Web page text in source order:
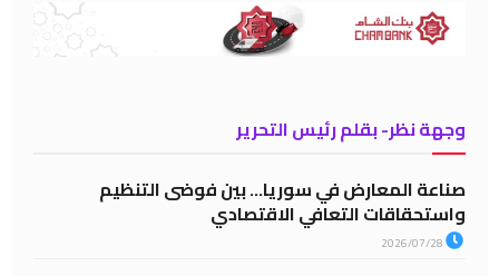
وجهة نظر- بقلم رئيس التحرير
صناعة المعارض في سوريا… بين فوضى التنظيم
واستحقاقات التعافي الاقتصادي